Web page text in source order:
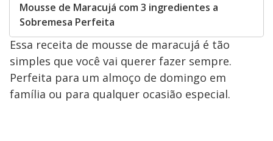
Mousse de Maracujá com 3 ingredientes a
Sobremesa Perfeita
Essa receita de mousse de maracujá é tão
simples que você vai querer fazer sempre.
Perfeita para um almoço de domingo em
família ou para qualquer ocasião especial.